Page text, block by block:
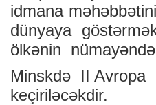
idmana
dünyaya
ölkənin
Minskdə II Avropa
keçiriləcəkdir.